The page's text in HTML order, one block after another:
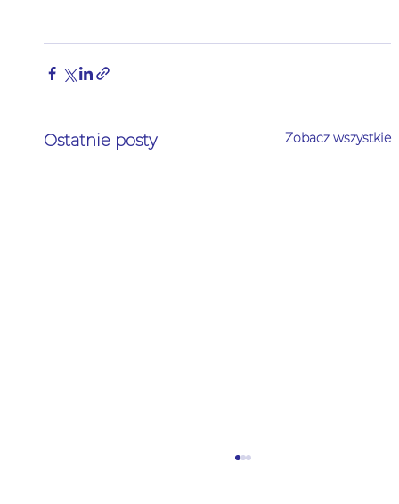
Ostatnie posty Zobacz wszystkie